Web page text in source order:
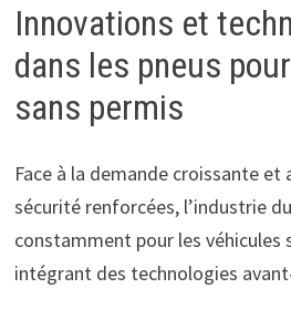
Innovations et
dans les pneus
sans permis
Face à la demande croissante et
sécurité renforcées, l’industrie
constamment pour les véhicules
intégrant des technologies